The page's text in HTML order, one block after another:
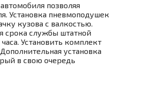
позволяя
Установка пневмоподушек
кузова с валкостью.
срока службы штатной
Установить комплект
установка
в свою очередь